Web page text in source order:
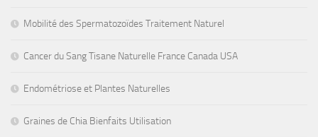
Mobilité des Spermatozoïdes Traitement Naturel
Cancer du Sang Tisane Naturelle France Canada USA
Endométriose et Plantes Naturelles
Graines de Chia Bienfaits Utilisation